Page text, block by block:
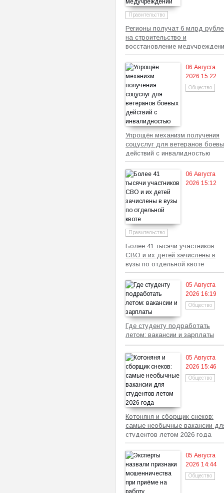
Правительство
Регионы получат 6 млрд
на строительство и
восстановление
06 Августа
2026 15:22
Общество
Упрощён механизм получения
соцуслуг для ветеранов
действий с инвалидностью
06 Августа
2026 15:12
Правительство
Более 41 тысячи участников
СВО и их детей зачислены в
вузы по отдельной квоте
05 Августа
2026 16:19
Общество
Где студенту подработать
летом: вакансии и зарплаты
05 Августа
2026 15:46
Общество
Котоняня и сборщик снеков:
самые необычные вакансии
студентов летом 2026 года
05 Августа
2026 14:44
Общество